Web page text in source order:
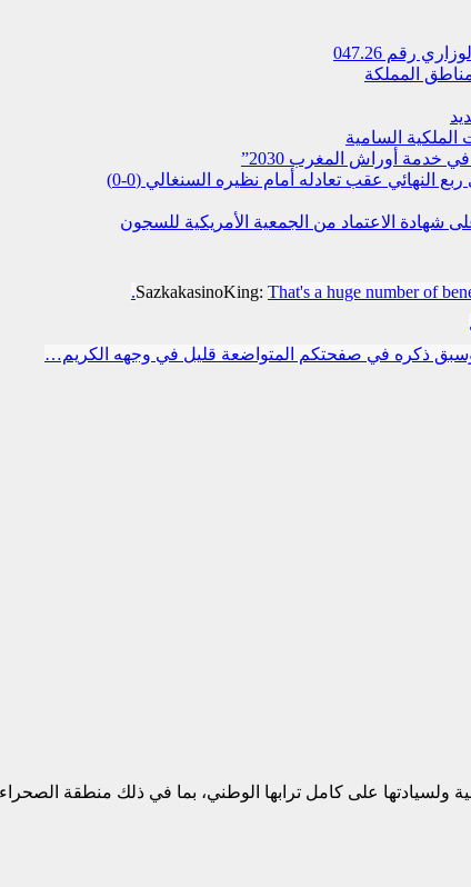
رقم 047.26
المملكة
السامية
خدمة أوراش المغرب 2030”
شهادة الاعتماد من الجمعية الأمريكية للسجون
SazkakasinoKing: That's a huge number of
ذكره في صفحتكم المتواضعة قليل في وجهه الكريم…
ولسيادتها على كامل ترابها الوطني، بما في ذلك منطقة